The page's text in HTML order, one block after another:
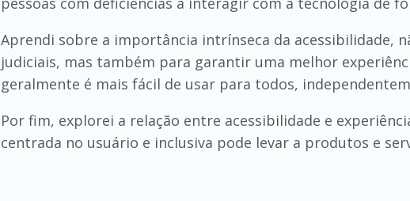
Aprendi sobre a importância intrínseca da acessibilidade,
judiciais, mas também para garantir uma melhor
geralmente é mais fácil de usar para todos,
Por fim, explorei a relação entre acessibilidade e
centrada no usuário e inclusiva pode levar a produtos e